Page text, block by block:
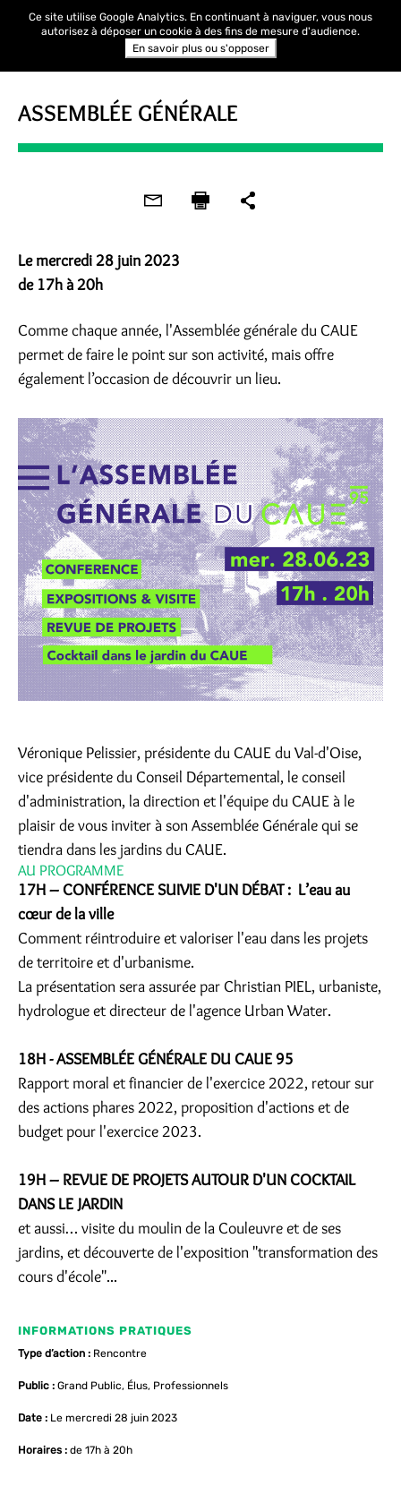
RENCONTRE
ASSEMBLÉE GÉNÉRALE
Le mercredi 28 juin 2023
de 17h à 20h
Comme chaque année, l'Assemblée générale du CAUE
permet de faire le point sur son activité, mais offre
également l’occasion de découvrir un lieu.
Véronique Pelissier, présidente du CAUE du Val-d'Oise,
vice présidente du Conseil Départemental, le conseil
d'administration, la direction et l'équipe du CAUE à le
plaisir de vous inviter à son Assemblée Générale qui se
tiendra dans les jardins du CAUE.
AU PROGRAMME
17H – CONFÉRENCE SUIVIE D'UN DÉBAT : L’eau au
cœur de la ville
Comment réintroduire et valoriser l'eau dans les projets
de territoire et d'urbanisme.
La présentation sera assurée par Christian PIEL, urbaniste,
hydrologue et directeur de l'agence Urban Water.
18H - ASSEMBLÉE GÉNÉRALE DU CAUE 95
Rapport moral et financier de l'exercice 2022, retour sur
des actions phares 2022, proposition d'actions et de
budget pour l'exercice 2023.
19H – REVUE DE PROJETS AUTOUR D'UN COCKTAIL
DANS LE JARDIN
et aussi… visite du moulin de la Couleuvre et de ses
jardins, et découverte de l'exposition "transformation des
cours d'école"...
INFORMATIONS PRATIQUES
Type d’action : Rencontre
Public : Grand Public, Élus, Professionnels
Date : Le mercredi 28 juin 2023
Horaires : de 17h à 20h
Ce site utilise Google Analytics. En continuant à naviguer, vous nous
autorisez à déposer un cookie à des fins de mesure d'audience.
En savoir plus ou s'opposer